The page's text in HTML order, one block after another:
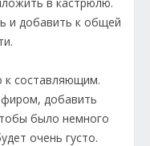
и добавить к общей
к составляющим.
добавить
было немного
очень густо.